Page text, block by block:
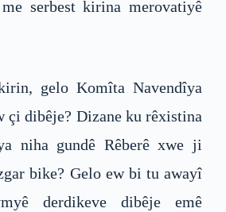
serbest kirina merovatiyê
gelo Komîta Navendîya
çi dibêje? Dizane ku rêxistina
niha gundê Rêberê xwe ji
bike? Gelo ew bi tu awayî
derdikeve dibêje emê